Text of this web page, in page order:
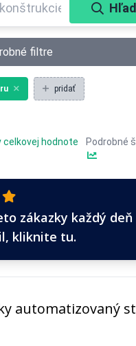
filtre
pridať
celkovej hodnote
Podrobné
zákazky každý deň
kliknite tu.
automatizovaný